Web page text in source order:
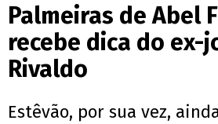
Palmeiras de Abel
recebe dica do ex-
Rivaldo
Estêvão, por sua vez,